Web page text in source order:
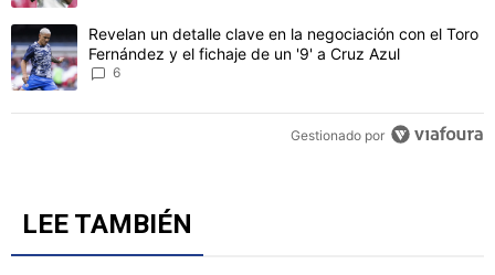
Un artículo de tendencia con el título "Revelan un detalle clave
Revelan un detalle clave en la negociación con el Toro
Fernández y el fichaje de un '9' a Cruz Azul
6
Gestionado por
LEE TAMBIÉN